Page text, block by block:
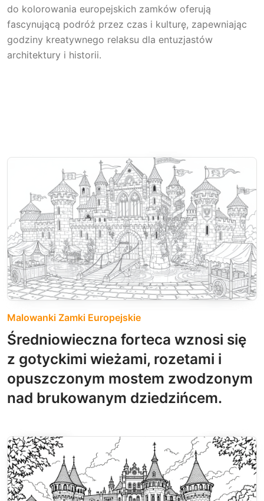
do kolorowania europejskich zamków oferują
fascynującą podróż przez czas i kulturę, zapewniając
godziny kreatywnego relaksu dla entuzjastów
architektury i historii.
Malowanki Zamki Europejskie
Średniowieczna forteca wznosi się
z gotyckimi wieżami, rozetami i
opuszczonym mostem zwodzonym
nad brukowanym dziedzińcem.